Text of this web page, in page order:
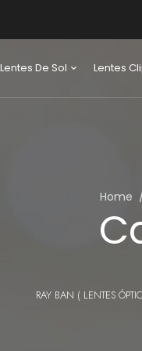
Lentes De Sol Lentes
Home
RAY BAN ( LENTES